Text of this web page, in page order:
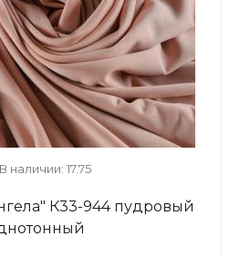
В наличии: 17.75
К33-944 пудровый